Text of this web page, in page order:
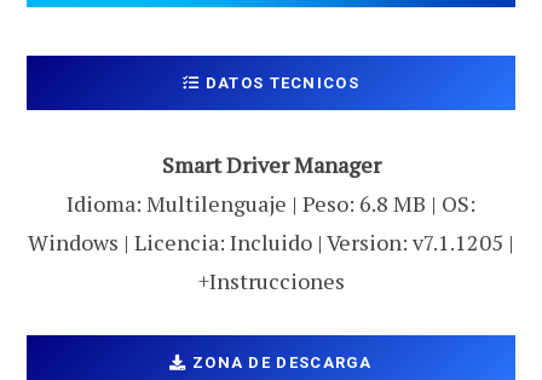
DATOS TECNICOS
Smart Driver Manager
Idioma: Multilenguaje | Peso: 6.8 MB | OS:
Windows | Licencia: Incluido | Version: v7.1.1205 |
+Instrucciones
ZONA DE DESCARGA